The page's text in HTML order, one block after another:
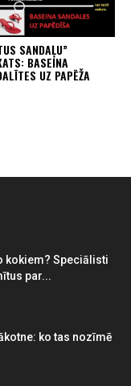
SANDAĻU”
BASEINA
UZ PAPĒŽA
kokiem? Speciālisti
par...
ko tas nozīmē